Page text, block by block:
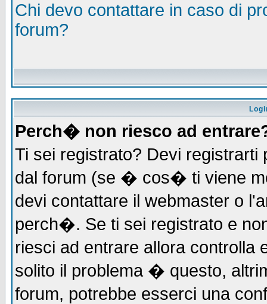
Chi devo contattare in caso di
forum?
Perch� non riesco ad
Ti sei registrato? Devi registrarti
dal forum (se � cos� ti viene
devi contattare il webmaster o
perch�. Se ti sei registrato e
riesci ad entrare allora controlla
solito il problema � questo,
forum, potrebbe esserci una